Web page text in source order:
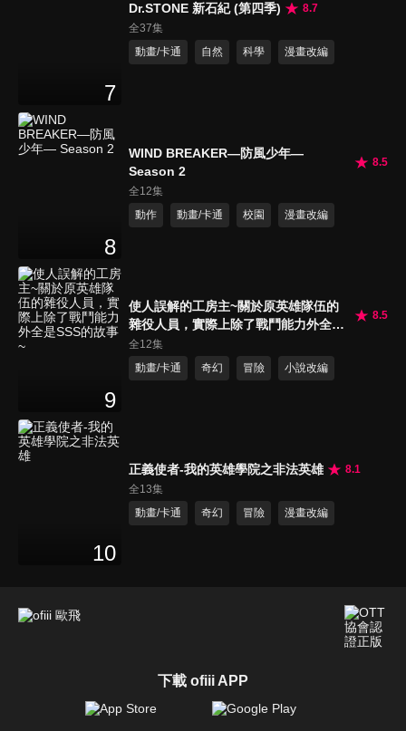
7
Dr.STONE 新石紀 (第四季)
8.7
全37集
動畫/卡通
自然 科學 漫畫改編
8
WIND BREAKER—防風少年—
Season 2
8.5
全12集
動作
動畫/卡通 校園 漫畫改編
9
使人誤解的工房主~關於原英雄隊伍的
雜役人員，實際上除了戰鬥能力外全是
SSS的故事~
8.5
全12集
動畫/卡通
奇幻 冒險 小說改編
10
正義使者-我的英雄學院之非法英雄
8.1
全13集
動畫/卡通
奇幻 冒險 漫畫改編
下載 ofiii APP